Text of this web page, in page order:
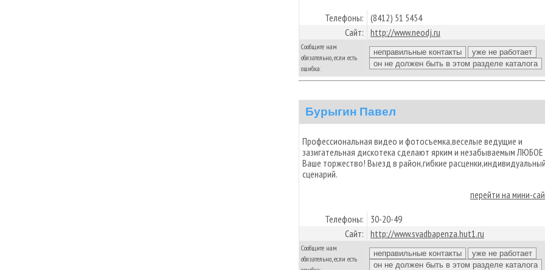
Телефоны: (8412) 51 5454
Сайт: http://www.neodj.ru
Сообщите нам
обязательно, если есть
ошибка:
Бурыгин Павел
Профессиональная видео и фотосъемка,веселые ведущие и
зазигательная дискотека сделают ярким и незабываемым ЛЮБОЕ
Ваше торжество! Выезд в район,гибкие расценки,индивидуальный
сценарий.
перейти на мини-
Телефоны:
30-20-49
Сайт: http://www.svadbapenza.hut1.ru
Сообщите нам
обязательно, если есть